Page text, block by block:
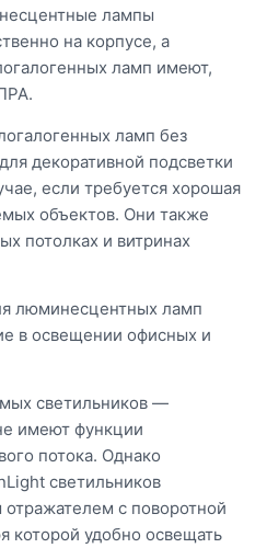
лампы
на корпусе, а
ламп имеют,
ламп без
декоративной подсветки
если требуется хорошая
объектов. Они также
потолках и витринах
люминесцентных ламп
в освещении офисных и
светильников —
имеют функции
потока. Однако
светильников
с поворотной
которой удобно освещать